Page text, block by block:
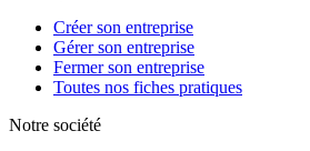
Créer son entreprise
Gérer son entreprise
Fermer son entreprise
Toutes nos fiches pratiques
Notre société